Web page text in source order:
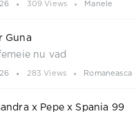
309 Views Manele
Guna
nu vad
283 Views Romaneasca
x Pepe x Spania 99